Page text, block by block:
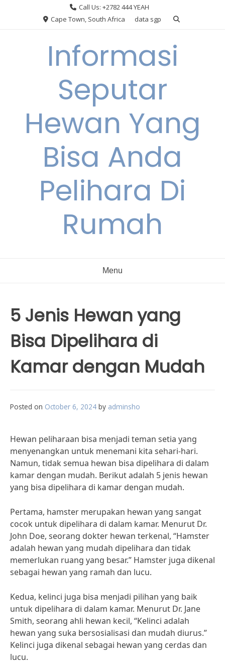
Call Us: +2782 444 YEAH
Cape Town, South Africa
data sgp
Informasi
Seputar
Hewan Yang
Bisa Anda
Pelihara Di
Rumah
Menu
5 Jenis Hewan yang
Bisa Dipelihara di
Kamar dengan Mudah
Posted on October 6, 2024 by adminsho
Hewan peliharaan bisa menjadi teman setia yang
menyenangkan untuk menemani kita sehari-hari.
Namun, tidak semua hewan bisa dipelihara di dalam
kamar dengan mudah. Berikut adalah 5 jenis hewan
yang bisa dipelihara di kamar dengan mudah.
Pertama, hamster merupakan hewan yang sangat
cocok untuk dipelihara di dalam kamar. Menurut Dr.
John Doe, seorang dokter hewan terkenal, “Hamster
adalah hewan yang mudah dipelihara dan tidak
memerlukan ruang yang besar.” Hamster juga dikenal
sebagai hewan yang ramah dan lucu.
Kedua, kelinci juga bisa menjadi pilihan yang baik
untuk dipelihara di dalam kamar. Menurut Dr. Jane
Smith, seorang ahli hewan kecil, “Kelinci adalah
hewan yang suka bersosialisasi dan mudah diurus.”
Kelinci juga dikenal sebagai hewan yang cerdas dan
lucu.